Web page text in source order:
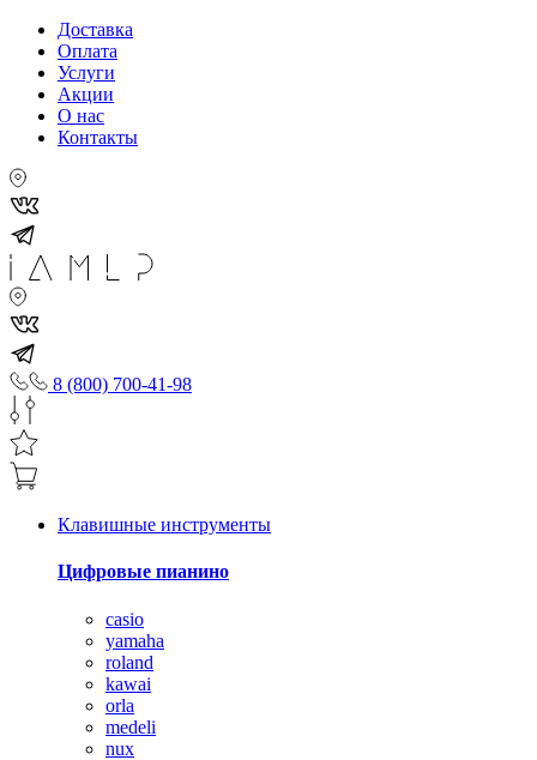
Доставка
Оплата
Услуги
Акции
О нас
Контакты
8 (800) 700-41-98
Клавишные инструменты
Цифровые пианино
casio
yamaha
roland
kawai
orla
medeli
nux